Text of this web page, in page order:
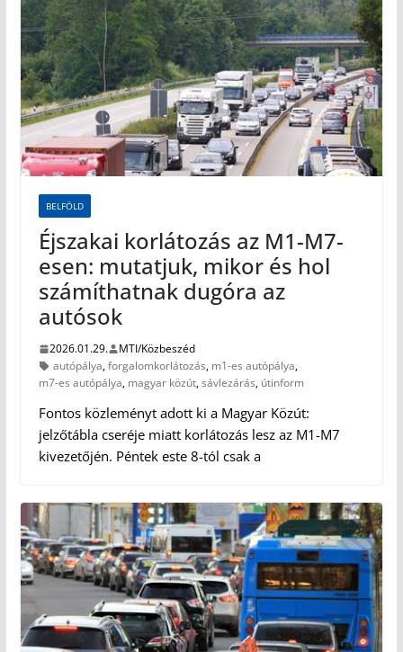
BELFÖLD
Éjszakai korlátozás az M1-M7-
esen: mutatjuk, mikor és hol
számíthatnak dugóra az
autósok
2026.01.29.
MTI/Közbeszéd
autópálya,forgalomkorlátozás, m1-es autópálya,
m7-es autópálya, magyar közút,sávlezárás, útinform
Fontos közleményt adott ki a Magyar Közút:
jelzőtábla cseréje miatt korlátozás lesz az M1-M7
kivezetőjén. Péntek este 8-tól csak a